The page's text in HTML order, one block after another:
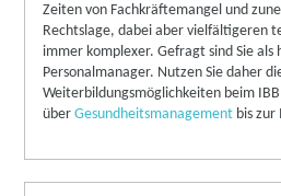
Zeiten von Fachkräftemangel und
Rechtslage, dabei aber vielfältigeren
immer komplexer. Gefragt sind Sie
Personalmanager. Nutzen Sie daher
Weiterbildungsmöglichkeiten beim
überGesundheitsmanagement bis